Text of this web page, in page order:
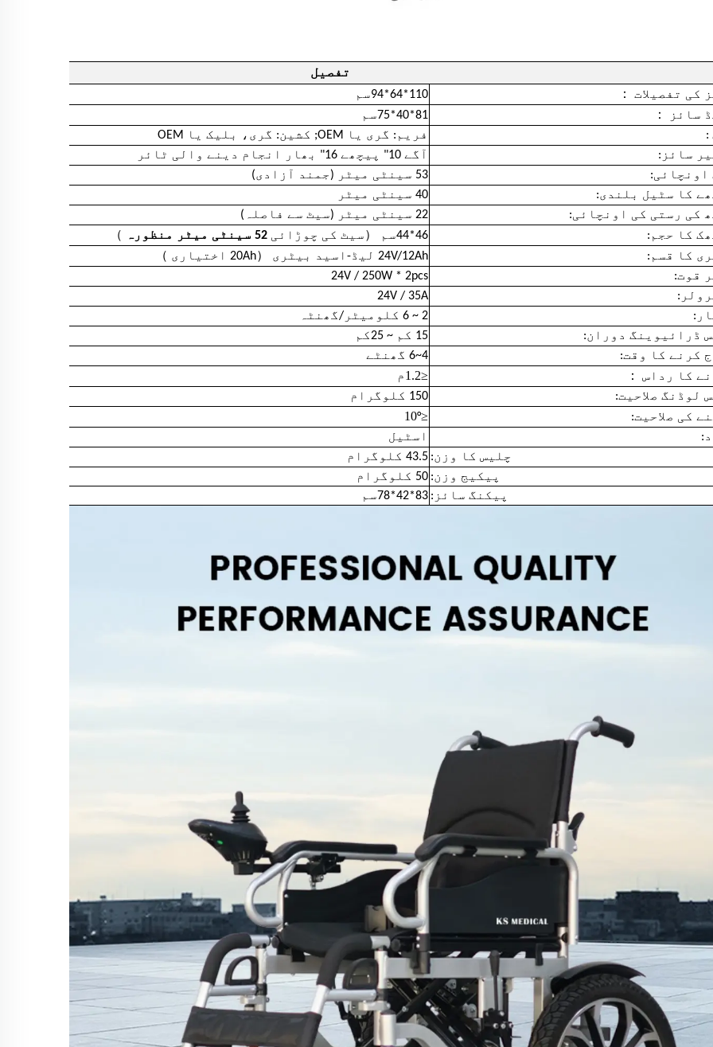
تفصیل
کی تفصیلات ：
110*64*94سم
سائز
：
81*40*75سم
:
فریم: گری یا OEM; کشین: گری، بلیک یا OEM
سائز:
آگے 10" پیچھے 16" بھار انجام دینے والی ٹائر
اونچائی:
53 سینٹی میٹر (جمند آزادی)
کا سٹیل بلندی:
40 سینٹی میٹر
کی رستی کی اونچائی:
22 سینٹی میٹر (سیٹ سے فاصلہ)
کا حجم:
46*44سم （سیٹ کی چوڑائی 52 سینٹی میٹر منظورہ ）
کا قسم: 24V/12Ah لیڈ-اسید بیٹری （20Ah اختیاری ）
قوت:
24V / 250W * 2pcs
24V / 35A
2 ~ 6 کلومیٹر/گھنٹہ
ڈرائیوینگ دوران:
15 کم ~ 25کم
کرنے کا وقت:
4~6 گھنٹے
کا رداس
：
≤1.2
م
لوڈنگ صلاحیت:
150 کلوگرام
کی صلاحیت:
≤10
°
اسٹیل
چلیس کا وزن: 43.5 کلوگرام
پیکیج وزن: 50 کلوگرام
پیکنگ سائز: 83*42*78سم